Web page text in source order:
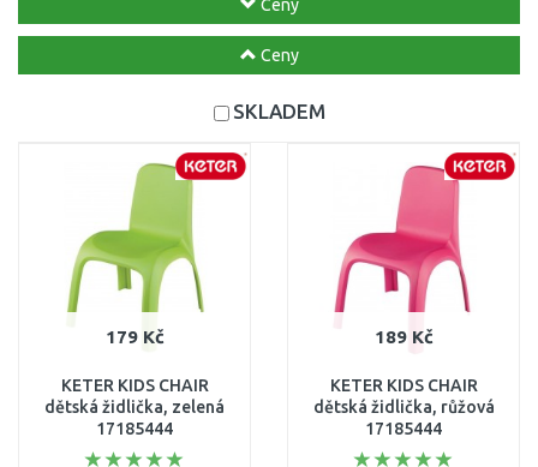
Ceny
Ceny
SKLADEM
179 Kč
KETER KIDS CHAIR
dětská židlička, zelená
17185444
189 Kč
KETER KIDS CHAIR
dětská židlička, růžová
17185444